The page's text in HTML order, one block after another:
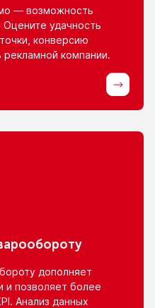
— возможность
Оцените удачность
конверсию
рекламной компании.
дополняет
и позволяет более
Анализ данных